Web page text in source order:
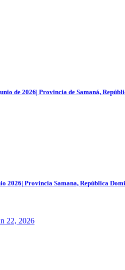
de 2026| Provincia de Samaná,
2026| Provincia Samana, República
22, 2026